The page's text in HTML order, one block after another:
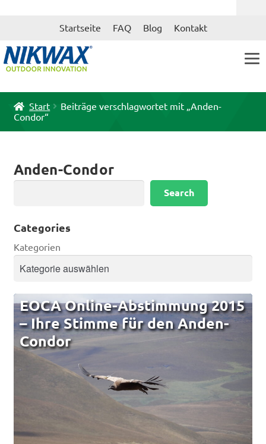
Navigation
Zum
Startseite FAQ Blog Kontakt
Start
Beiträge verschlagwortet mit „Anden-
Condor“
Anden-Condor
Search
Categories
Kategorien
EOCA Online-Abstimmung 2015
– Ihre Stimme für den Anden-
Condor